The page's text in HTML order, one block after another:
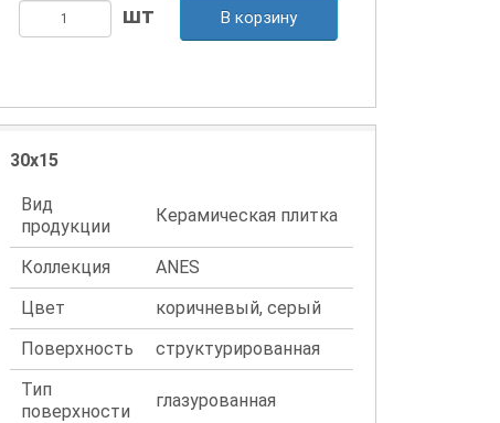
В корзину
30x15
Вид
продукции
Керамическая плитка
Коллекция
ANES
Цвет
коричневый, серый
Поверхность
структурированная
Тип
поверхности
глазурованная